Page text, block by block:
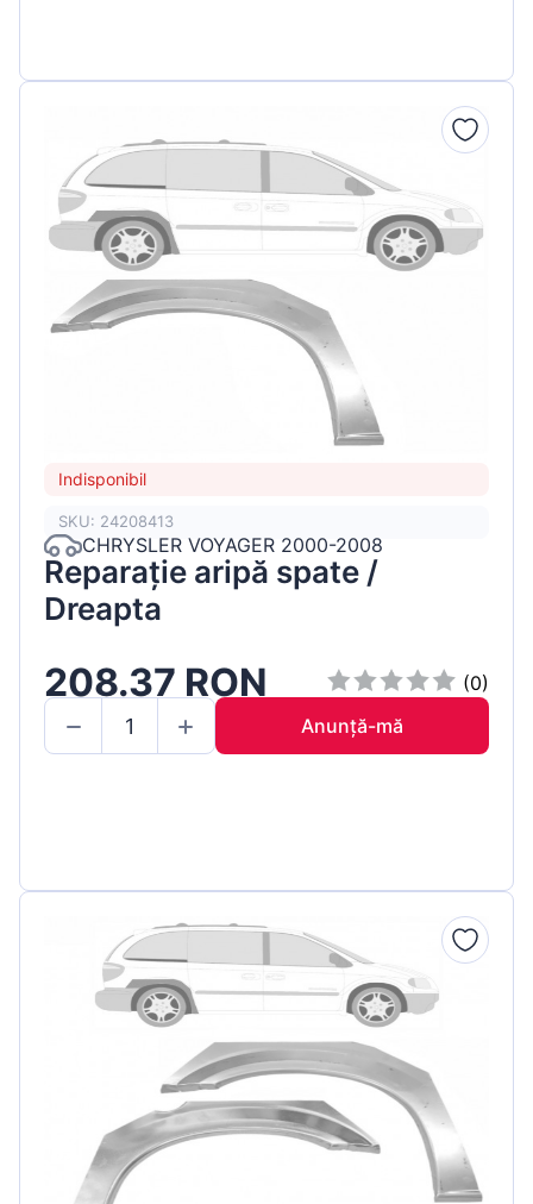
Indisponibil
SKU: 24208413
CHRYSLER VOYAGER 2000-2008
Reparație aripă spate /
Dreapta
208.37 RON
(0)
Anunță-mă